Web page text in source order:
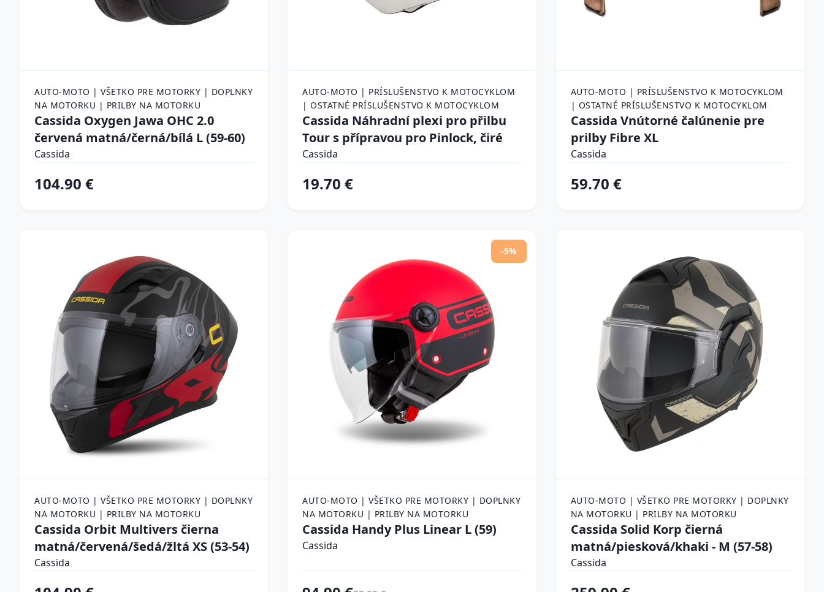
AUTO-MOTO | VŠETKO PRE MOTORKY | DOPLNKY
NA MOTORKU | PRILBY NA MOTORKU
Cassida Oxygen Jawa OHC 2.0
červená matná/černá/bílá L (59-60)
Cassida
104.90 €
AUTO-MOTO | PRÍSLUŠENSTVO K MOTOCYKLOM
| OSTATNÉ PRÍSLUŠENSTVO K MOTOCYKLOM
Cassida Náhradní plexi pro přilbu
Tour s přípravou pro Pinlock, čiré
Cassida
19.70 €
AUTO-MOTO | PRÍSLUŠENSTVO K MOTOCYKLOM
| OSTATNÉ PRÍSLUŠENSTVO K MOTOCYKLOM
Cassida Vnútorné čalúnenie pre
prilby Fibre XL
Cassida
59.70 €
AUTO-MOTO | VŠETKO PRE MOTORKY | DOPLNKY
NA MOTORKU | PRILBY NA MOTORKU
Cassida Orbit Multivers čierna
matná/červená/šedá/žltá XS (53-54)
Cassida
-5%
AUTO-MOTO | VŠETKO PRE MOTORKY | DOPLNKY
NA MOTORKU | PRILBY NA MOTORKU
Cassida Handy Plus Linear L (59)
Cassida
AUTO-MOTO | VŠETKO PRE MOTORKY | DOPLNKY
NA MOTORKU | PRILBY NA MOTORKU
Cassida Solid Korp čierná
matná/piesková/khaki - M (57-58)
Cassida